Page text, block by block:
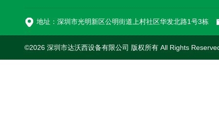
地址：深圳市光明新区公明街道上村社区华发北路1号3栋
©2026 深圳市达沃西设备有限公司 版权所有 All Rights